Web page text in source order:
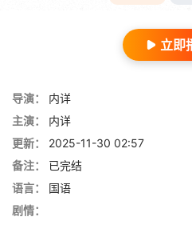
立即
导演：
内详
主演：
内详
更新：
2025-11-30 02:57
备注：
已完结
语言：
国语
剧情：